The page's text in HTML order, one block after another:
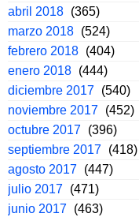
abril 2018 (365)
marzo 2018 (524)
febrero 2018 (404)
enero 2018 (444)
diciembre 2017 (540)
noviembre 2017 (452)
octubre 2017 (396)
septiembre 2017 (418)
agosto 2017 (447)
julio 2017 (471)
junio 2017 (463)